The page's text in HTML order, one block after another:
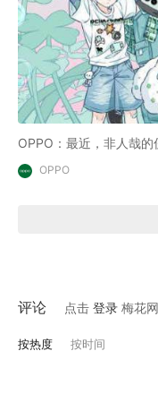
OPPO：最近，非人哉的
OPPO
评论 点击 登录 梅花
按热度 按时间